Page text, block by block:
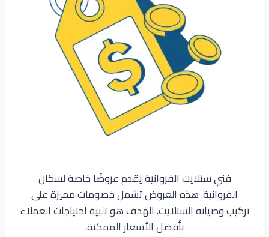
فني ستلايت الفروانية يقدم عروضًا خاصة لسكان
الفروانية. هذه العروض تشمل خصومات مميزة على
تركيب وصيانة الستلايت. الهدف هو تلبية احتياجات العملاء
بأفضل الأسعار الممكنة.